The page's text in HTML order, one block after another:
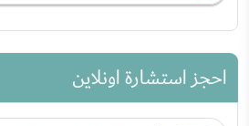
احجز استشارة اونلاين